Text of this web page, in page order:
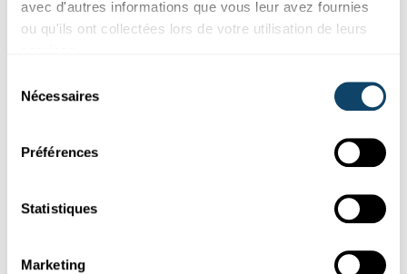
avec d'autres informations que vous leur avez fournies
ou qu'ils ont collectées lors de votre utilisation de leurs
Nécessaires
Préférences
Statistiques
Marketing
Mr Science
Wéi kënnen Buedemdéieren eis am Kampf